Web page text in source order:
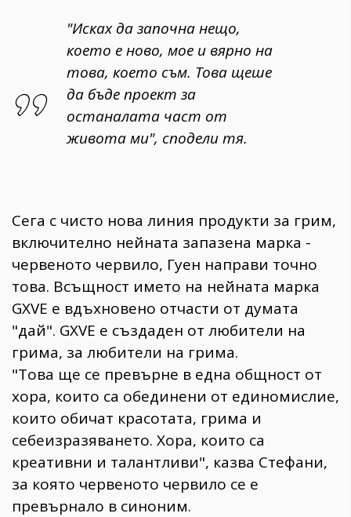
"Исках да започна нещо,
което е ново, мое и вярно на
това, което съм. Това щеше
да бъде проект за
останалата част от
живота ми", сподели тя.
Сега с чисто нова линия продукти за грим,
включително нейната запазена марка -
червеното червило, Гуен направи точно
това. Всъщност името на нейната марка
GXVE е вдъхновено отчасти от думата
"дай". GXVE е създаден от любители на
грима, за любители на грима.
"Това ще се превърне в една общност от
хора, които са обединени от единомислие,
които обичат красотата, грима и
себеизразяването. Хора, които са
креативни и талантливи", казва Стефани,
за която червеното червило се е
превърнало в синоним.